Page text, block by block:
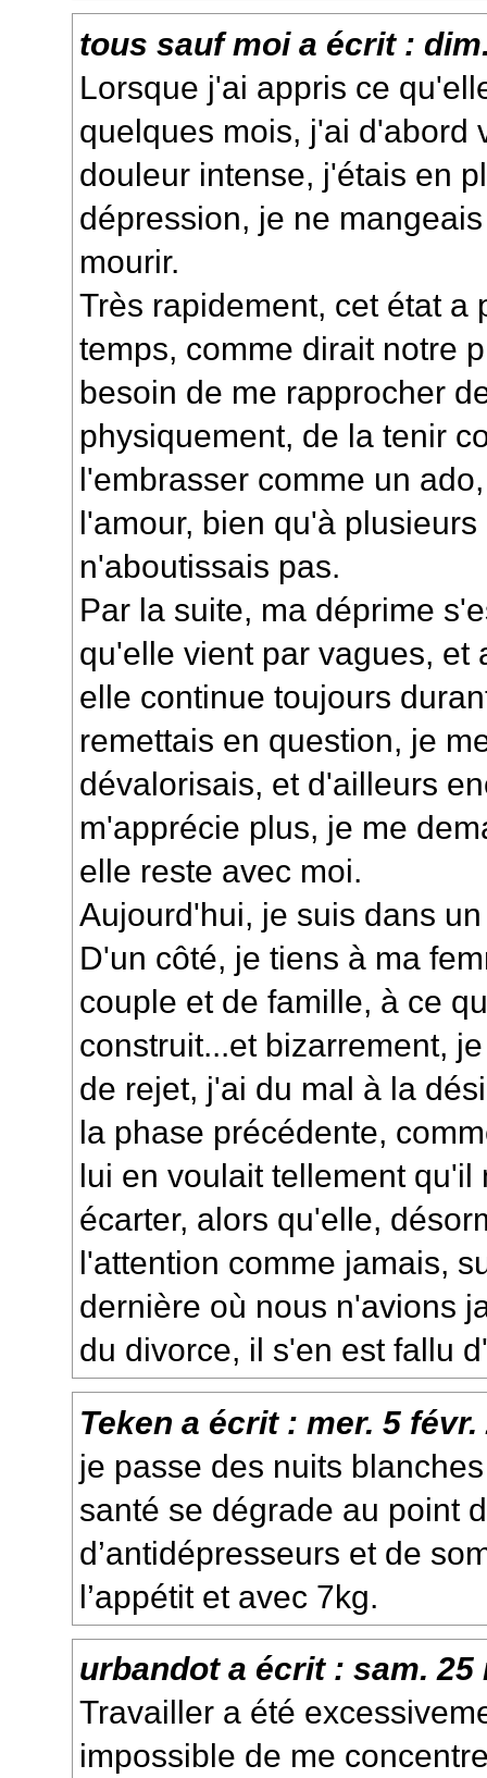
tous sauf moia écrit :
Lorsque j'ai appris ce
quelques mois, j'ai d'abord
douleur intense, j'étais en
dépression, je ne
mourir.
Très rapidement, cet état a
temps, comme dirait notre
besoin de me rapprocher
physiquement, de la tenir
l'embrasser comme un
l'amour, bien qu'à
n'aboutissais pas.
Par la suite, ma déprime
qu'elle vient par vagues, et
elle continue toujours
remettais en question, je
dévalorisais, et d'ailleurs
m'apprécie plus, je me
elle reste avec moi.
Aujourd'hui, je suis dans
D'un côté, je tiens à ma
couple et de famille, à ce
construit...et bizarrement,
de rejet, j'ai du mal à la
la phase précédente,
lui en voulait tellement
écarter, alors qu'elle,
l'attention comme jamais,
dernière où nous n'avions
du divorce, il s'en est fallu
Teken a écrit : mer. 5 févr.
je passe des nuits
santé se dégrade au point
d’antidépresseurs et de
l’appétit et avec 7kg.
urbandota écrit :sam. 25
Travailler a été
impossible de me